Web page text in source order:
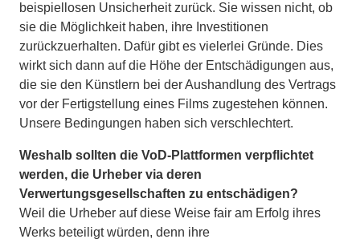
beispiellosen Unsicherheit zurück. Sie wissen nicht, ob
sie die Möglichkeit haben, ihre Investitionen
zurückzuerhalten. Dafür gibt es vielerlei Gründe. Dies
wirkt sich dann auf die Höhe der Entschädigungen aus,
die sie den Künstlern bei der Aushandlung des Vertrags
vor der Fertigstellung eines Films zugestehen können.
Unsere Bedingungen haben sich verschlechtert.
Weshalb sollten die VoD-Plattformen verpflichtet
werden, die Urheber via deren
Verwertungsgesellschaften zu entschädigen?
Weil die Urheber auf diese Weise fair am Erfolg ihres
Werks beteiligt würden, denn ihre